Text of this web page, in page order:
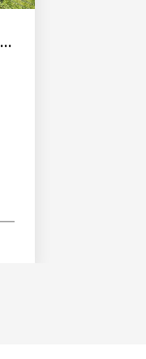
Maison de hameau sur hauteurs de Seix 09140